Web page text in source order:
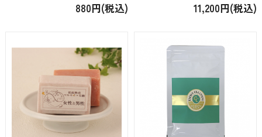
セイユ石鹸「豊かさと成功」
880円(税込)
エリー＞「アバンダンスクリ
11,200円(税込)